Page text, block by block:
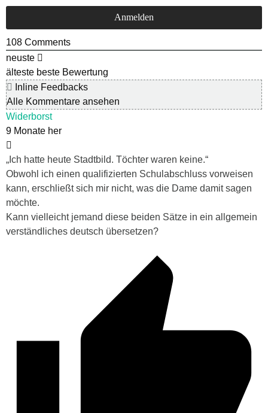
108 Comments
neuste
älteste beste Bewertung
Inline Feedbacks
Alle Kommentare ansehen
Widerborst
9 Monate her
„Ich hatte heute Stadtbild. Töchter waren keine.“
Obwohl ich einen qualifizierten Schulabschluss vorweisen
kann, erschließt sich mir nicht, was die Dame damit sagen
möchte.
Kann vielleicht jemand diese beiden Sätze in ein allgemein
verständliches deutsch übersetzen?